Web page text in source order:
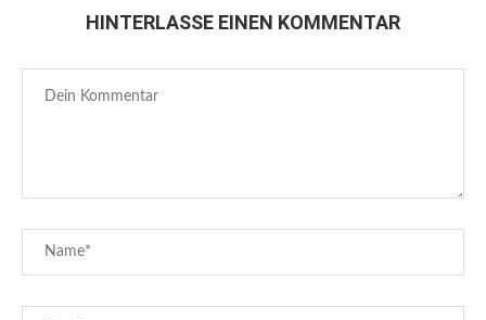
HINTERLASSE EINEN KOMMENTAR